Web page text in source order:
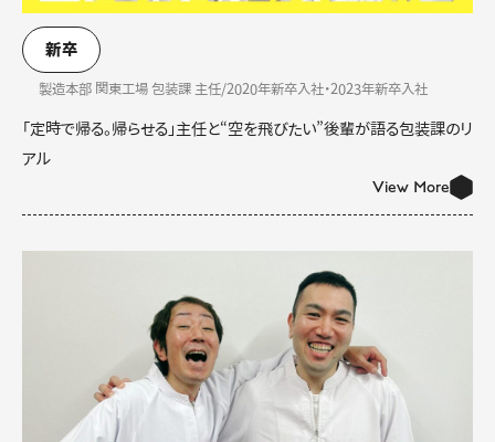
新卒
製造本部 関東工場 包装課 主任/2020年新卒入社・2023年新卒入社
「定時で帰る。帰らせる」主任と“空を飛びたい”後輩が語る包装課のリ
アル
View More